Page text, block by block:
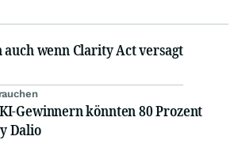
wenn Clarity Act versagt
Gewinnern könnten 80 Prozent
Dalio